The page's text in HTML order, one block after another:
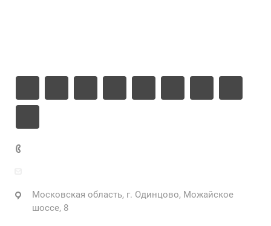
Московская область, г. Одинцово, Можайское
шоссе, 8